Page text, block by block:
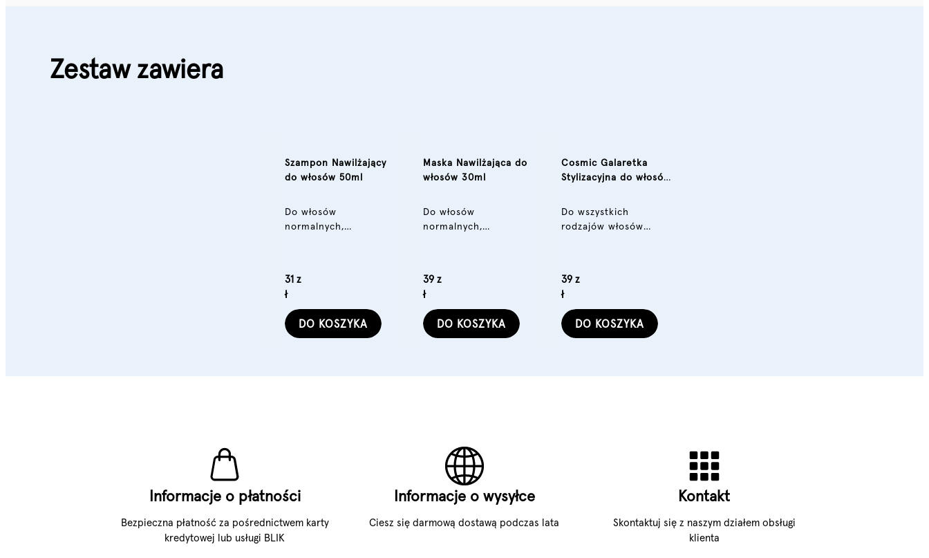
Zestaw zawiera
Szampon Nawilżający
do włosów 50ml
Do włosów
normalnych,
31 z
ł
DO KOSZYKA
Maska Nawilżająca do
włosów 30ml
Do włosów
normalnych,
39 z
ł
DO KOSZYKA
Cosmic Galaretka
Stylizacyjna do włosów
Do wszystkich
rodzajów włosów –
39 z
ł
DO KOSZYKA
Informacje o płatności
Bezpieczna płatność za pośrednictwem karty
kredytowej lub usługi BLIK
Informacje o wysyłce
Ciesz się darmową dostawą podczas lata
Kontakt
Skontaktuj się z naszym działem obsługi
klienta